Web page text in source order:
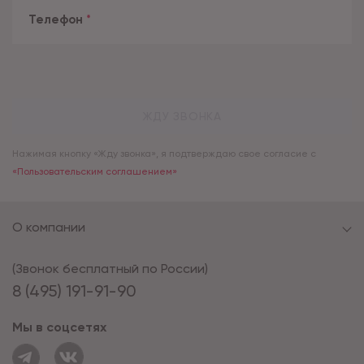
Телефон *
Нажимая кнопку «Жду звонка», я подтверждаю свое согласие с
«Пользовательским соглашением»
8 (495) 191-91-90
(Звонок бесплатный по России)
Мы в соцсетях
О компании